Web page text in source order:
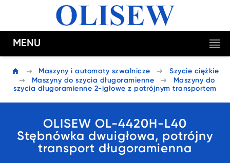
MENU
Maszyny i automaty szwalnicze
Szycie ciężkie
Maszyny do szycia długoramienne
Maszyny do
szycia długoramienne 2-igłowe z potrójnym transportem
OLISEW OL-4420H-L40
Stębnówka dwuigłowa, potrójny
transport długoramienna